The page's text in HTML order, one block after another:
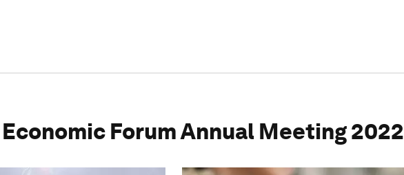
Forum Annual Meeting 2022